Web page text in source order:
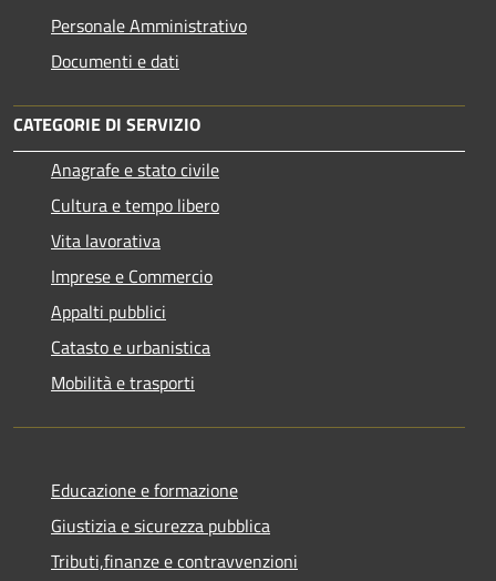
Personale Amministrativo
Documenti e dati
CATEGORIE DI SERVIZIO
Anagrafe e stato civile
Cultura e tempo libero
Vita lavorativa
Imprese e Commercio
Appalti pubblici
Catasto e urbanistica
Mobilità e trasporti
Educazione e formazione
Giustizia e sicurezza pubblica
Tributi,finanze e contravvenzioni